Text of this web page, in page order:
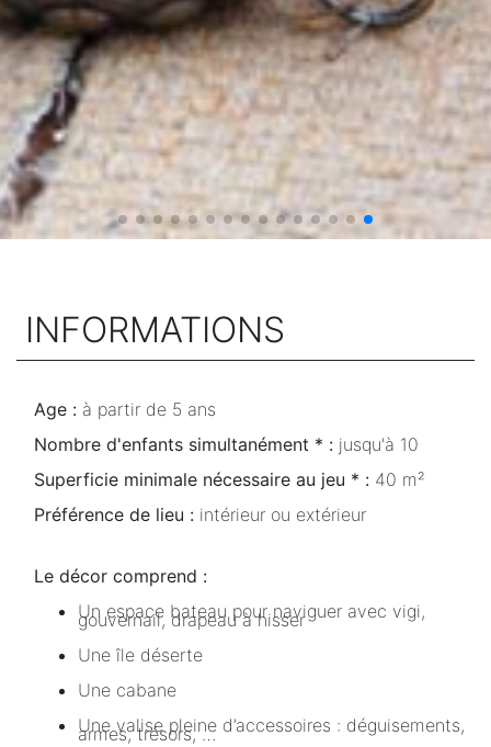
INFORMATIONS
Age : à partir de 5 ans
Nombre d'enfants simultanément * : jusqu'à 10
Superficie minimale nécessaire au jeu * : 40 m²
Préférence de lieu : intérieur ou extérieur
Le décor comprend :
Un espace bateau pour naviguer avec vigi,
gouvernail, drapeau à hisser
Une île déserte
Une cabane
Une valise pleine d’accessoires : déguisements,
armes, trésors, …